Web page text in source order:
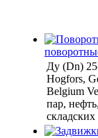
Ду (Dn)
Hogfors,
Belgium
пар,